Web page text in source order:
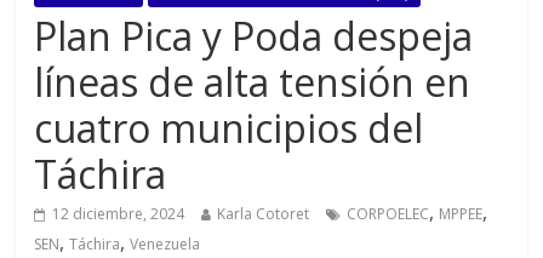
Plan Pica y Poda despeja
líneas de alta tensión en
cuatro municipios del
Táchira
12 diciembre, 2024 Karla Cotoret CORPOELEC, MPPEE,
SEN,Táchira,Venezuela